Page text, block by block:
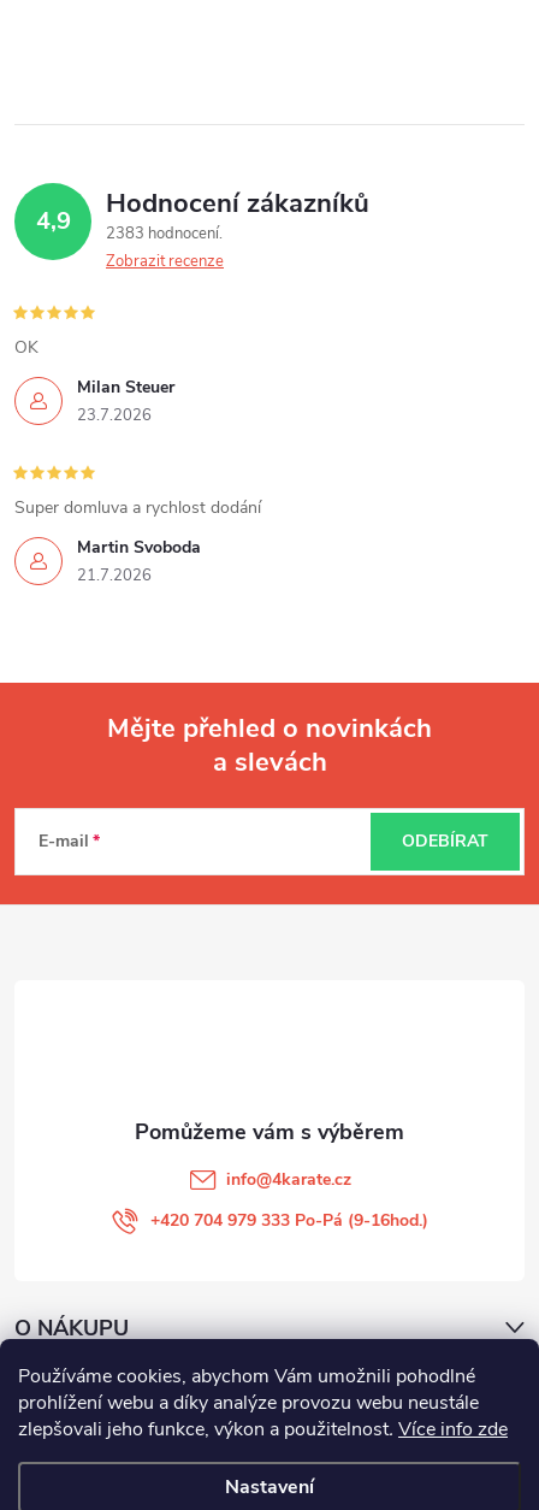
Používáme cookies, abychom Vám umožnili pohodlné
prohlížení webu a díky analýze provozu webu neustále
zlepšovali jeho funkce, výkon a použitelnost. Více info zde
Nastavení
d
c
í
p
r
v
k
y
v
ý
i
k
v
á
n
4,9 Hodnocení zákazníků
2383 hodnocení
Zobrazit recenze
Milan Steuer
23.7.2026
OK
Martin Svoboda
21.7.2026
Super domluva a rychlost dodání
p
Mějte přehled o novinkách
a slevách
E-mail ODEBÍRAT
info@4karate.cz
+420 704 979 333 Po-Pá (9-16hod.)
O NÁKUPU
Facebook